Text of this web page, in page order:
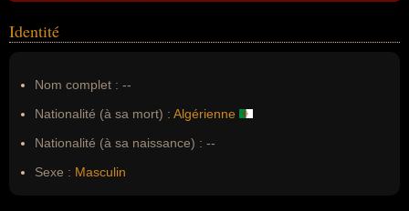
Identité
Nom complet : --
Nationalité (à sa mort) : Algérienne
Nationalité (à sa naissance) : --
Sexe : Masculin